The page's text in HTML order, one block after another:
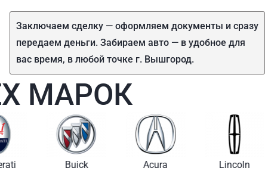
Заключаем сделку — оформляем документы и сразу
передаем деньги. Забираем авто — в удобное для
вас время, в любой точке г. Вышгород.
МАРОК
Buick Acura Lincoln